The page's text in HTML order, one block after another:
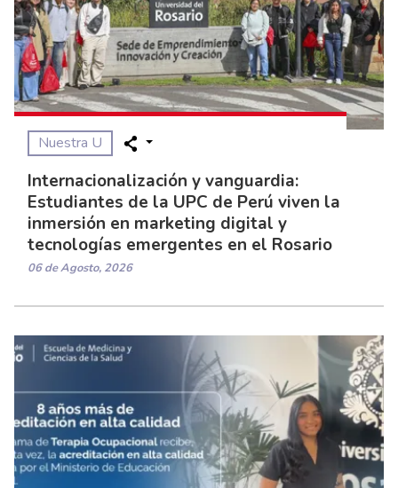
Nuestra U
Internacionalización y vanguardia:
Estudiantes de la UPC de Perú viven la
inmersión en marketing digital y
tecnologías emergentes en el Rosario
06 de Agosto, 2026